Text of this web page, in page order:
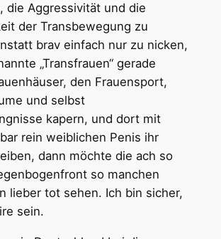
die Aggressivität und die
der Transbewegung zu
brav einfach nur zu nicken,
„Transfrauen“ gerade
den Frauensport,
und selbst
kapern, und dort mit
rein weiblichen Penis ihr
dann möchte die ach so
so manchen
lieber tot sehen. Ich bin sicher,
sein.